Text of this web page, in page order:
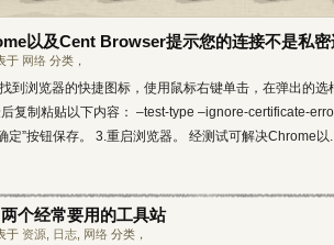
以及Cent Browser提示您的连接不是私密
于 网络 分类，
到浏览器的快捷图标，使用鼠标右键单击，在弹出的选
复制粘贴以下内容： –test-type –ignore-certificate-
定”按钮保存。 3.重启浏览器。 经测试可解决Chrome以
两个经常要用的工具站
于 资源 日志 网络 分类，